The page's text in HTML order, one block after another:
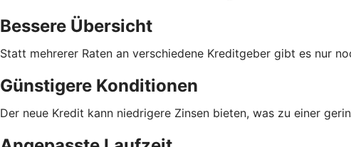
Bessere Übersicht
Statt mehrerer Raten an verschiedene Kreditgeber gibt es nur
Günstigere Konditionen
Der neue Kredit kann niedrigere Zinsen bieten, was zu einer